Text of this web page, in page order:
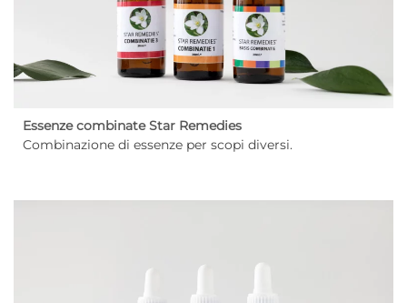
Essenze combinate Star Remedies
Combinazione di essenze per scopi diversi.